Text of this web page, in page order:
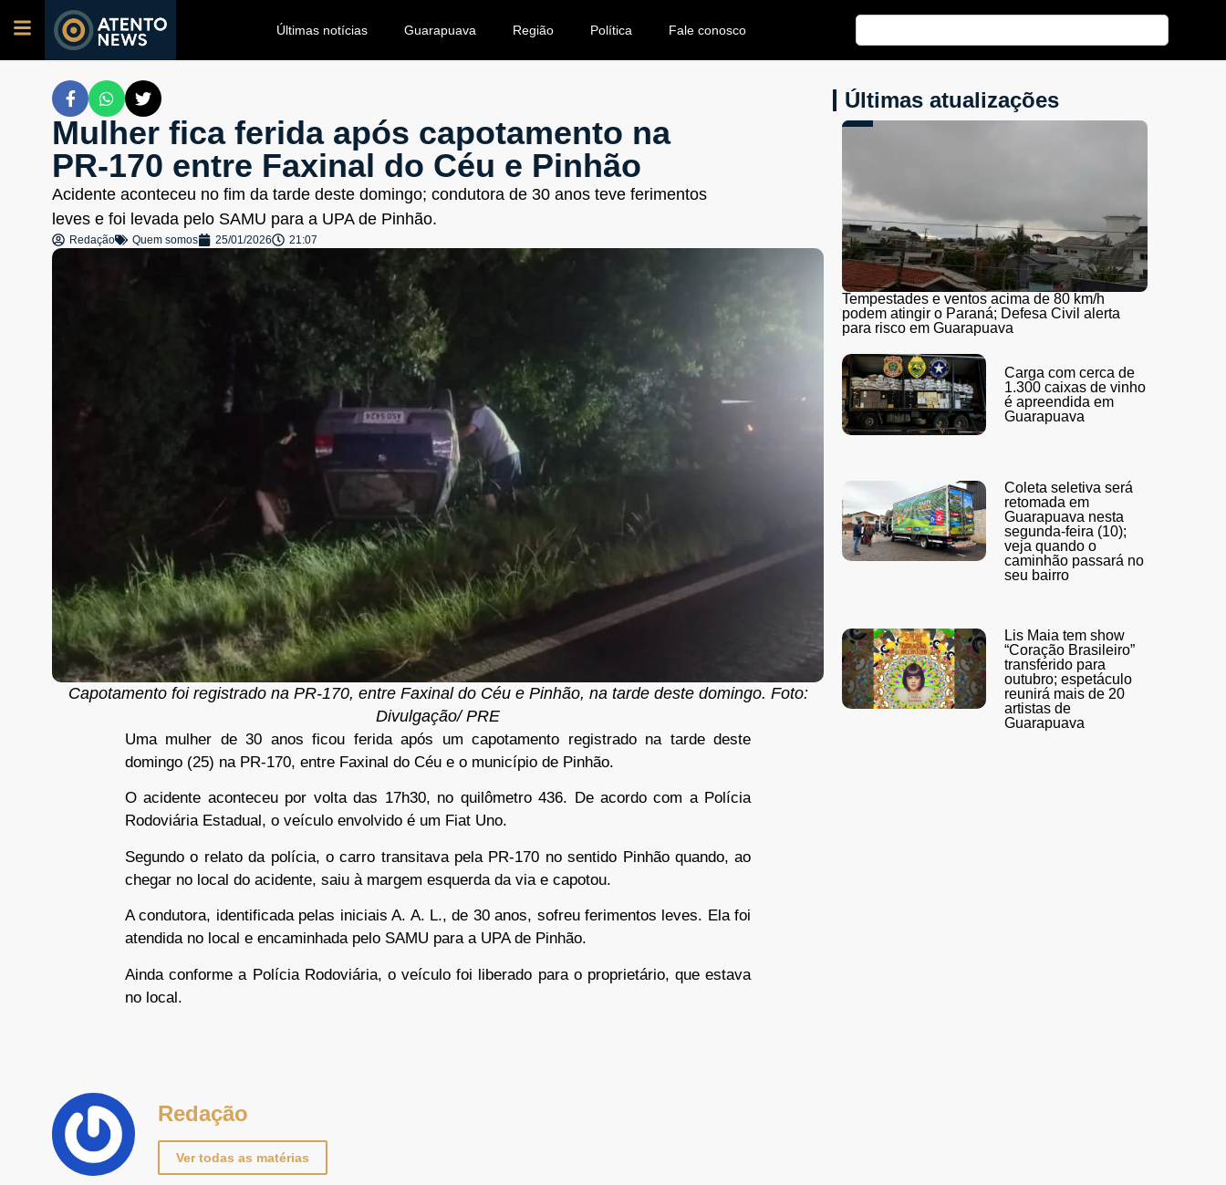
Últimas notícias Guarapuava Região Política Fale conosco
Mulher fica ferida após capotamento na
PR-170 entre Faxinal do Céu e Pinhão
Acidente aconteceu no fim da tarde deste domingo; condutora de 30 anos teve ferimentos
leves e foi levada pelo SAMU para a UPA de Pinhão.
Redação Quem somos 25/01/2026 21:07
Capotamento foi registrado na PR-170, entre Faxinal do Céu e Pinhão, na tarde deste domingo. Foto:
Divulgação/ PRE
Uma mulher de 30 anos ficou ferida após um capotamento registrado na tarde deste
domingo (25) na PR-170, entre Faxinal do Céu e o município de Pinhão.
O acidente aconteceu por volta das 17h30, no quilômetro 436. De acordo com a Polícia
Rodoviária Estadual, o veículo envolvido é um Fiat Uno.
Segundo o relato da polícia, o carro transitava pela PR-170 no sentido Pinhão quando, ao
chegar no local do acidente, saiu à margem esquerda da via e capotou.
A condutora, identificada pelas iniciais A. A. L., de 30 anos, sofreu ferimentos leves. Ela foi
atendida no local e encaminhada pelo SAMU para a UPA de Pinhão.
Ainda conforme a Polícia Rodoviária, o veículo foi liberado para o proprietário, que estava
no local.
Últimas atualizações
Tempestades e ventos acima de 80 km/h
podem atingir o Paraná; Defesa Civil alerta
para risco em Guarapuava
Carga com cerca de
1.300 caixas de vinho
é apreendida em
Guarapuava
Coleta seletiva será
retomada em
Guarapuava nesta
segunda-feira (10);
veja quando o
caminhão passará no
seu bairro
Lis Maia tem show
“Coração Brasileiro”
transferido para
outubro; espetáculo
reunirá mais de 20
artistas de
Guarapuava
Redação
Ver todas as matérias